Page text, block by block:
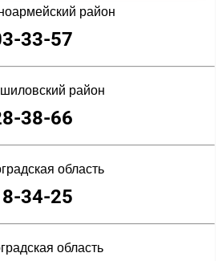
район
33-57
район
38-66
область
34-25
область